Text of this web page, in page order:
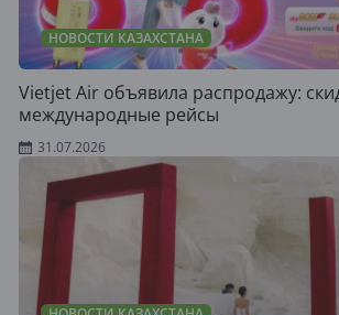
НОВОСТИ КАЗАХСТАНА
Vietjet Air объявила распродажу:
международные рейсы
31.07.2026